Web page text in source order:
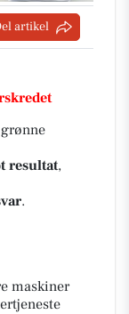
artikel
resultat,
.
maskiner